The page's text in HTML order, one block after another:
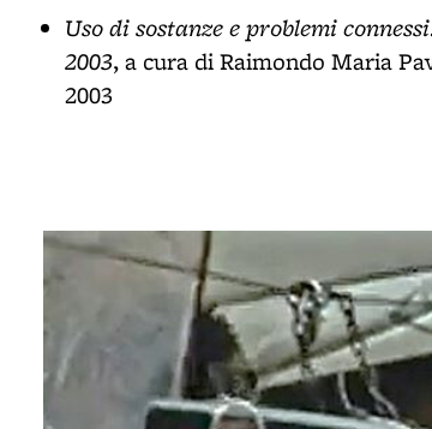
Uso di sostanze e problemi
2003, a cura di Raimondo Maria
2003